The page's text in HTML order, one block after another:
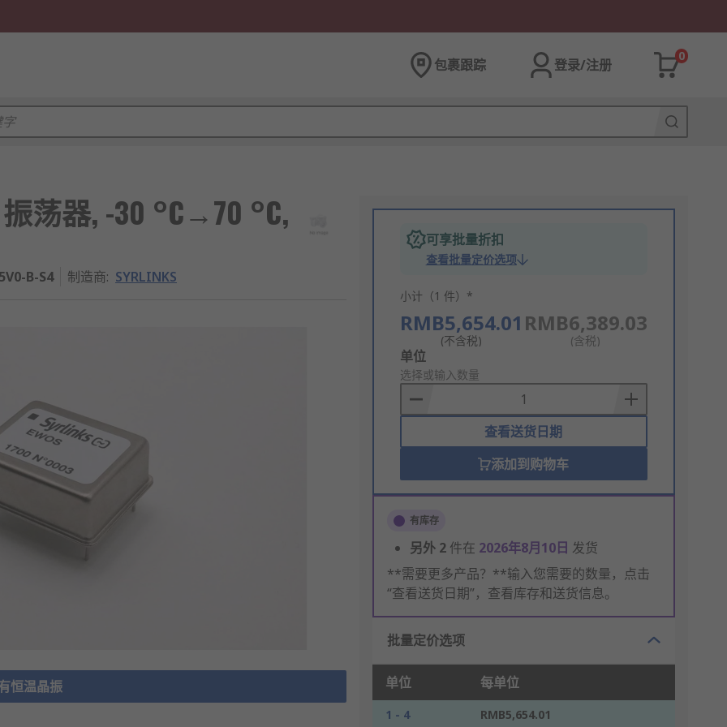
包裹跟踪 登录/注册
0
振荡器, -30 °C→70 °C,
B-S4 制造商: SYRLINKS
恒温晶振
可享批量折扣
查看批量定价选项
小计（1 件）*
RMB5,654.01
(不含税)
RMB6,389.03
(含税)
Add
to
Basket
单位
选择或输入数量
查看送货日期
添加到购物车
有库存
另外 2 件在 2026年8月10日 发货
**需要更多产品？**输入您需要的数量，点击
“查看送货日期”，查看库存和送货信息。
批量定价选项
单位 每单位
1 - 4 RMB5,654.01